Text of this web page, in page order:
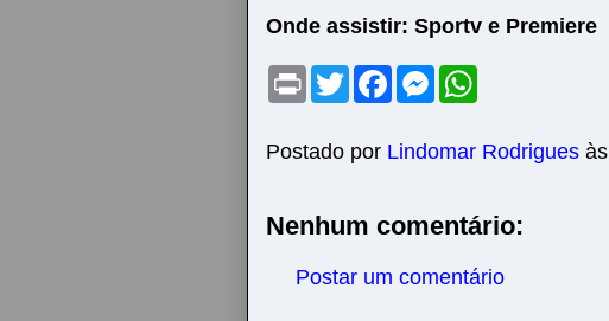
Onde assistir: Sportv e Premiere
P
t
T
w
t
e
F
a
b
M
e
e
r
s
Postado por Lindomar Rodrigues às
Nenhum comentário:
Postar um comentário